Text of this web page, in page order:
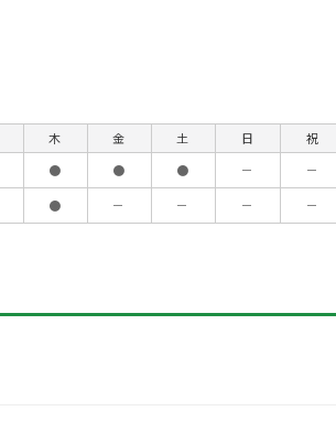
木 金 土 日
祝
● ● ● －
－
● － － － －